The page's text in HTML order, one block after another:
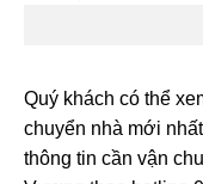
Quý khách có thể
chuyển nhà mới
thông tin cần vận